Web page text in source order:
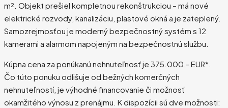
m². Objekt prešiel kompletnou rekonštrukciou – má nové
elektrické rozvody, kanalizáciu, plastové okná a je zateplený.
Samozrejmosťou je moderný bezpečnostný systém s 12
kamerami a alarmom napojeným na bezpečnostnú službu.
Kúpna cena za ponúkanú nehnuteľnosť je 375.000,- EUR*.
Čo túto ponuku odlišuje od bežných komerčných
nehnuteľností, je výhodné financovanie či možnosť
okamžitého výnosu z prenájmu. K dispozícii sú dve možnosti: